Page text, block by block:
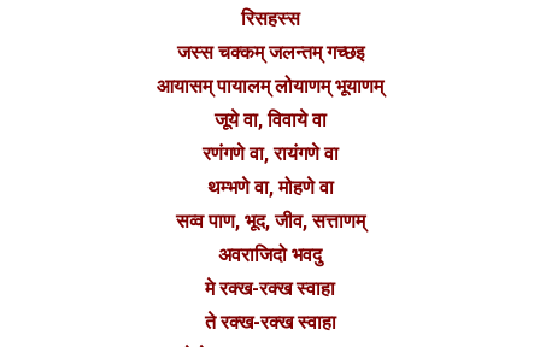
रिसहस्स
जस्स चक्कम् जलन्तम्‌ गच्छइ
आयासम् पायालम् लोयाणम् भूयाणम्
जूये वा, विवाये वा
रणंगणे वा, रायंगणे वा
थम्भणे वा, मोहणे वा
सव्व पाण, भूद, जीव, सत्ताणम्
अवराजिदो भवदु
मे रक्ख-रक्ख स्वाहा
ते रक्ख-रक्ख स्वाहा